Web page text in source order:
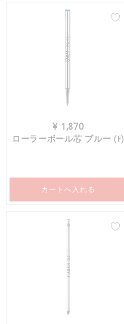
¥ 1,870
ローラーボール芯 ブルー (F)
カートへ入れる